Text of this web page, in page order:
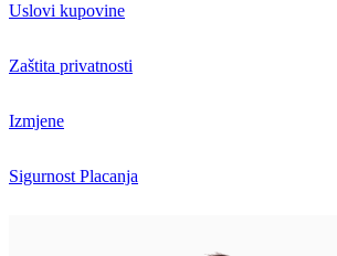
Uslovi kupovine
Zaštita privatnosti
Izmjene
Sigurnost Placanja